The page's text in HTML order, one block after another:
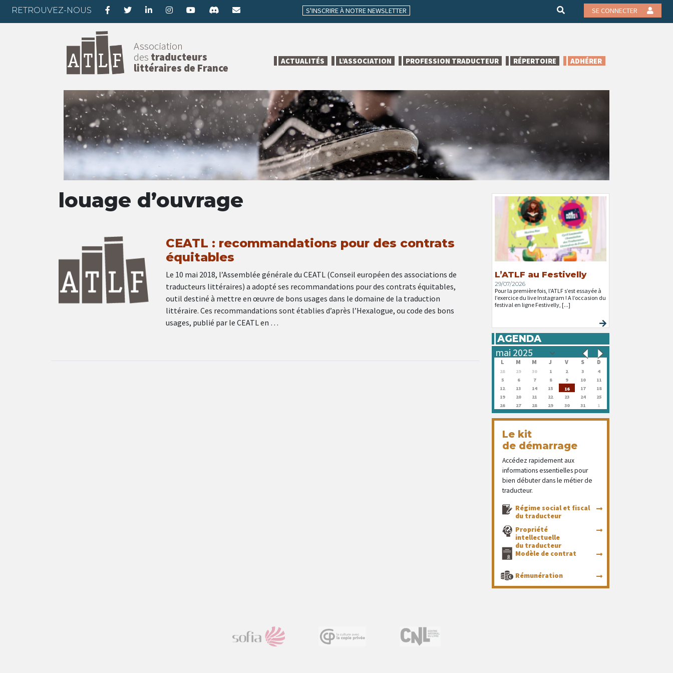
RETROUVEZ-NOUS S'INSCRIRE À NOTRE NEWSLETTER SE CONNECTER
Association
des traducteurs
littéraires de France
ACTUALITÉS L’ASSOCIATION PROFESSION TRADUCTEUR RÉPERTOIRE ADHÉRER
louage d’ouvrage
CEATL : recommandations pour des contrats
équitables
Le 10 mai 2018, l’Assemblée générale du CEATL (Conseil européen des associations de
traducteurs littéraires) a adopté ses recommandations pour des contrats équitables,
outil destiné à mettre en œuvre de bons usages dans le domaine de la traduction
littéraire. Ces recommandations sont établies d’après l’Hexalogue, ou code des bons
usages, publié par le CEATL en …
L’ATLF au Festivelly
29/07/2026
Pour la première fois, l’ATLF s’est essayée à
l’exercice du live Instagram ! A l’occasion du
festival en ligne Festivelly, [...]
AGENDA
L M M J V S D
28 29 30 1 2 3
4
5
6 7 8 9 10
11
12
13 14 15 16 17
18
19
20 21 22 23 24
25
26
27 28 29 30 31 1
Le kit
de démarrage
Accédez rapidement aux
informations essentielles pour
bien débuter dans le métier de
traducteur.
Régime social et fiscal
du traducteur
Propriété
intellectuelle
du traducteur
Modèle de contrat
Rémunération